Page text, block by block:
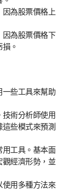
為股票價格上
因為股票價格下
。
些工具來幫助
術分析師使用
些模式來預測
用工具。基本面
經濟形勢，並
用多種方法來